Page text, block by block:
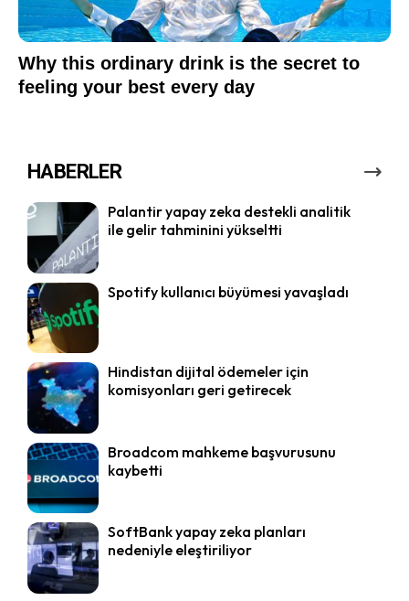
HABERLER
Palantir yapay zeka destekli analitik
ile gelir tahminini yükseltti
Spotify kullanıcı büyümesi yavaşladı
Hindistan dijital ödemeler için
komisyonları geri getirecek
Broadcom mahkeme başvurusunu
kaybetti
SoftBank yapay zeka planları
nedeniyle eleştiriliyor